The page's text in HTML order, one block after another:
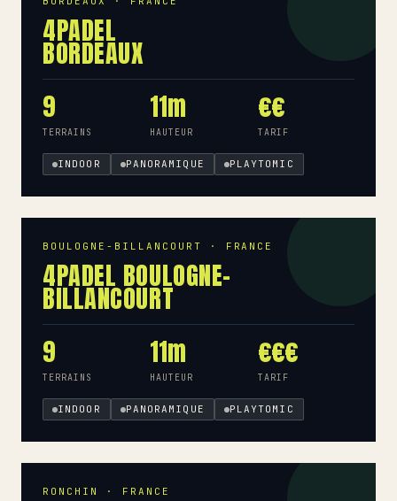
4PADEL
BORDEAUX
9
TERRAINS
11m
HAUTEUR
€€
TARIF
INDOOR PANORAMIQUE PLAYTOMIC
BOULOGNE-BILLANCOURT · FRANCE
4PADEL BOULOGNE-
BILLANCOURT
9
TERRAINS
11m
HAUTEUR
€€€
TARIF
INDOOR PANORAMIQUE PLAYTOMIC
RONCHIN · FRANCE